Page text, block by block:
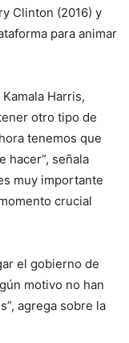
Clinton (2016) y
para animar
Harris,
otro tipo de
tenemos que
hacer”, señala
muy importante
crucial
el gobierno de
motivo no han
agrega sobre la